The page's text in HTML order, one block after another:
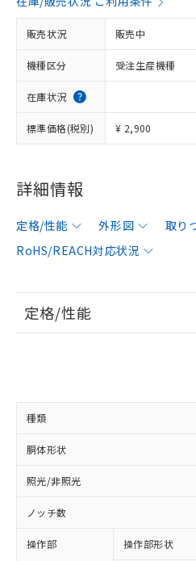
販売状況 販売中
機種区分 受注生産機種
在庫状況
標準価格(税別) ¥ 2,900
詳細情報
定格/性能 外形図 取り
RoHS/REACH対応状況
定格/性能
種類
胴体形状
照光/非照光
ノッチ数
操作部 操作部形状